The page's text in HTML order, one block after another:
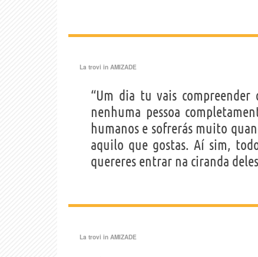
La trovi in AMIZADE
“Um dia tu vais
nenhuma pessoa
humanos e sofrerás muito
aquilo que gostas. Aí sim,
quereres entrar na ciranda
La trovi in AMIZADE